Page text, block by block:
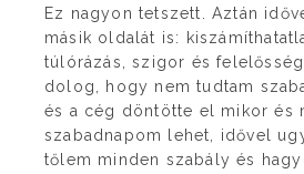
Ez nagyon tetszett. Aztán
másik oldalát is:
túlórázás, szigor és
dolog, hogy nem tudtam
és a cég döntötte el mikor és
szabadnapom lehet, idővel
tőlem minden szabály és